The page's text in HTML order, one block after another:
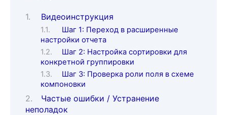
Видеоинструкция
Шаг 1: Переход в расширенные
настройки отчета
Шаг 2: Настройка сортировки для
конкретной группировки
Шаг 3: Проверка роли поля в схеме
компоновки
Частые ошибки / Устранение
неполадок